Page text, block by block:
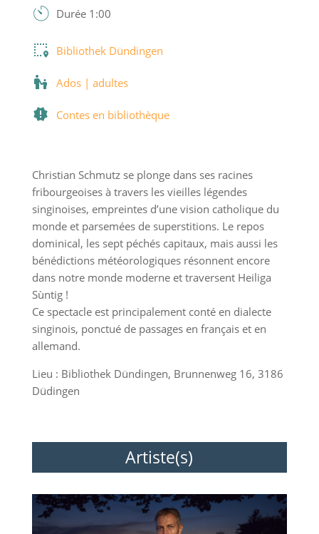
Durée 1:00
Bibliothek Dündingen
Ados | adultes
Contes en bibliothèque
Christian Schmutz se plonge dans ses racines
fribourgeoises à travers les vieilles légendes
singinoises, empreintes d’une vision catholique du
monde et parsemées de superstitions. Le repos
dominical, les sept péchés capitaux, mais aussi les
bénédictions météorologiques résonnent encore
dans notre monde moderne et traversent Heiliga
Sùntig !
Ce spectacle est principalement conté en dialecte
singinois, ponctué de passages en français et en
allemand.
Lieu : Bibliothek Dündingen, Brunnenweg 16, 3186
Düdingen
Artiste(s)